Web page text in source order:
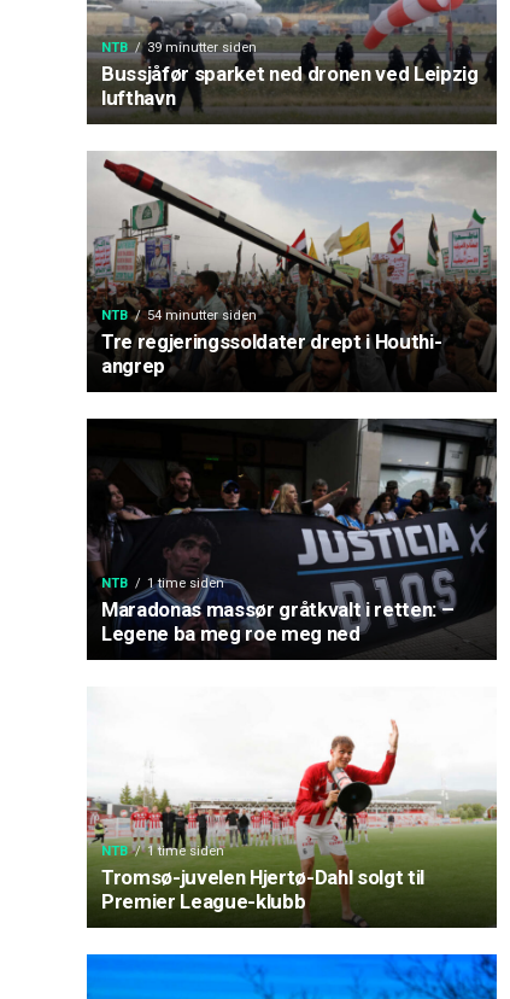
NTB 39 minutter siden
Bussjåfør sparket ned dronen ved Leipzig
lufthavn
NTB 54 minutter siden
Tre regjeringssoldater drept i Houthi-
angrep
NTB 1 time siden
Maradonas massør gråtkvalt i retten: –
Legene ba meg roe meg ned
NTB 1 time siden
Tromsø-juvelen Hjertø-Dahl solgt til
Premier League-klubb